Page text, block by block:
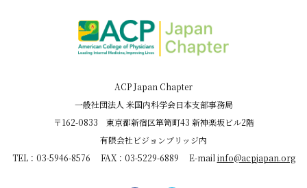
ACP Japan Chapter
一般社団法人 米国内科学会日本支部事務局
〒162-0833 東京都新宿区箪笥町43 新神楽坂ビル2階
有限会社ビジョンブリッジ内
TEL：03-5946-8576 FAX：03-5229-6889 E-mail info@acpjapan.org